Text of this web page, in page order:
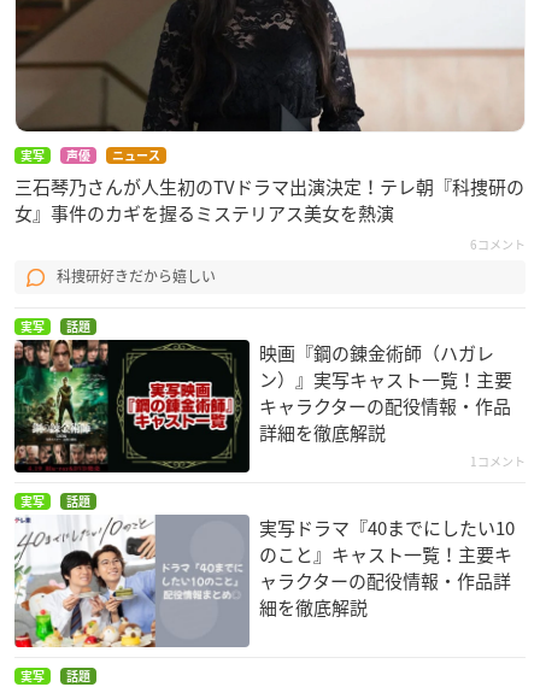
実写 声優 ニュース
三石琴乃さんが人生初のTVドラマ出演決定！テレ朝『科捜研の
女』事件のカギを握るミステリアス美女を熱演
6コメント
科捜研好きだから嬉しい
実写 話題
映画『鋼の錬金術師（ハガレ
ン）』実写キャスト一覧！主要
キャラクターの配役情報・作品
詳細を徹底解説
1コメント
実写 話題
実写ドラマ『40までにしたい10
のこと』キャスト一覧！主要キ
ャラクターの配役情報・作品詳
細を徹底解説
実写 話題